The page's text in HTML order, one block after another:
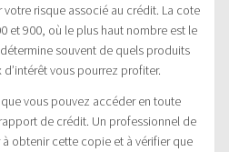
votre risque associé au crédit. La cote
et 900, où le plus haut nombre est le
souvent de quels produits
vous pourrez profiter.
vous pouvez accéder en toute
de crédit. Un professionnel de
obtenir cette copie et à vérifier que